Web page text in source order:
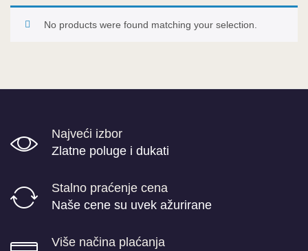
No products were found matching your selection.
Najveći izbor
Zlatne poluge i dukati
Stalno praćenje cena
Naše cene su uvek ažurirane
Više načina plaćanja